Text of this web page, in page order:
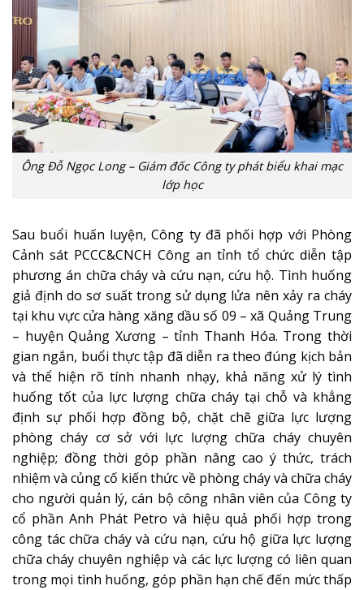
Ông Đỗ Ngọc Long – Giám đốc Công ty phát biểu khai mạc
lớp học
Sau buổi huấn luyện, Công ty đã phối hợp với Phòng
Cảnh sát PCCC&CNCH Công an tỉnh tổ chức diễn tập
phương án chữa cháy và cứu nạn, cứu hộ. Tình huống
giả định do sơ suất trong sử dụng lửa nên xảy ra cháy
tại khu vực cửa hàng xăng dầu số 09 – xã Quảng Trung
– huyện Quảng Xương – tỉnh Thanh Hóa. Trong thời
gian ngắn, buổi thực tập đã diễn ra theo đúng kịch bản
và thể hiện rõ tính nhanh nhạy, khả năng xử lý tình
huống tốt của lực lượng chữa cháy tại chỗ và khẳng
định sự phối hợp đồng bộ, chặt chẽ giữa lực lượng
phòng cháy cơ sở với lực lượng chữa cháy chuyên
nghiệp; đồng thời góp phần nâng cao ý thức, trách
nhiệm và củng cố kiến thức về phòng cháy và chữa cháy
cho người quản lý, cán bộ công nhân viên của Công ty
cổ phần Anh Phát Petro và hiệu quả phối hợp trong
công tác chữa cháy và cứu nạn, cứu hộ giữa lực lượng
chữa cháy chuyên nghiệp và các lực lượng có liên quan
trong mọi tình huống, góp phần hạn chế đến mức thấp